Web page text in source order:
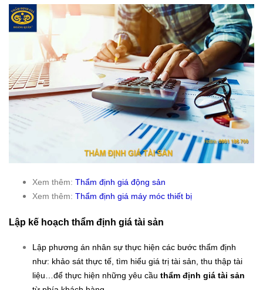
Xem thêm: Thẩm định giá động sản
Xem thêm: Thẩm định giá máy móc thiết bị
Lập kế hoạch thẩm định giá tài sản
Lập phương án nhân sự thực hiện các bước thẩm định
như: khảo sát thực tế, tìm hiểu giá trị tài sản, thu thập tài
liệu…để thực hiện những yêu cầu thẩm định giá tài sản